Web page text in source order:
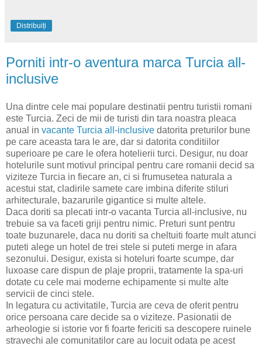
Distribuiți
Porniti intr-o aventura marca Turcia all-
inclusive
Una dintre cele mai populare destinatii pentru turistii romani
este Turcia. Zeci de mii de turisti din tara noastra pleaca
anual in vacante Turcia all-inclusive datorita preturilor bune
pe care aceasta tara le are, dar si datorita conditiilor
superioare pe care le ofera hotelierii turci. Desigur, nu doar
hotelurile sunt motivul principal pentru care romanii decid sa
viziteze Turcia in fiecare an, ci si frumusetea naturala a
acestui stat, cladirile samete care imbina diferite stiluri
arhitecturale, bazarurile gigantice si multe altele.
Daca doriti sa plecati intr-o vacanta Turcia all-inclusive, nu
trebuie sa va faceti griji pentru nimic. Preturi sunt pentru
toate buzunarele, daca nu doriti sa cheltuiti foarte mult atunci
puteti alege un hotel de trei stele si puteti merge in afara
sezonului. Desigur, exista si hoteluri foarte scumpe, dar
luxoase care dispun de plaje proprii, tratamente la spa-uri
dotate cu cele mai moderne echipamente si multe alte
servicii de cinci stele.
In legatura cu activitatile, Turcia are ceva de oferit pentru
orice persoana care decide sa o viziteze. Pasionatii de
arheologie si istorie vor fi foarte fericiti sa descopere ruinele
stravechi ale comunitatilor care au locuit odata pe acest